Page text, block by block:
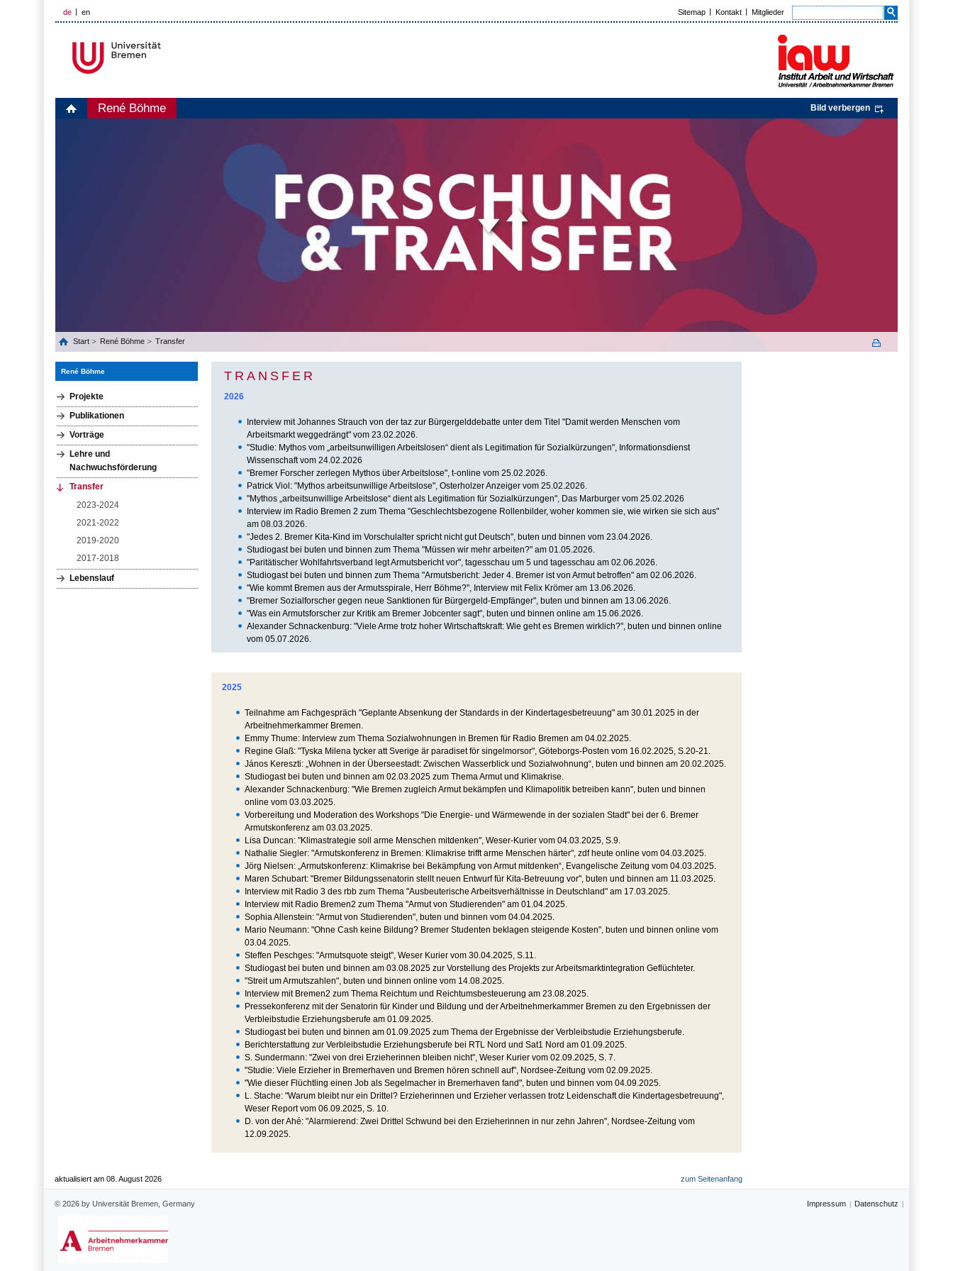
de en Sitemap Kontakt Mitglieder
René Böhme Bild verbergen
Start René Böhme Transfer
René Böhme
Projekte
Publikationen
Vorträge
Lehre und
Nachwuchsförderung
Transfer
2023-2024
2021-2022
2019-2020
2017-2018
Lebenslauf
TRANSFER
2026
Interview mit Johannes Strauch von der taz zur Bürgergelddebatte unter dem Titel "Damit werden Menschen vom
Arbeitsmarkt weggedrängt" vom 23.02.2026.
"Studie: Mythos vom „arbeitsunwilligen Arbeitslosen“ dient als Legitimation für Sozialkürzungen", Informationsdienst
Wissenschaft vom 24.02.2026
"Bremer Forscher zerlegen Mythos über Arbeitslose", t-online vom 25.02.2026.
Patrick Viol: "Mythos arbeitsunwillige Arbeitslose", Osterholzer Anzeiger vom 25.02.2026.
"Mythos „arbeitsunwillige Arbeitslose“ dient als Legitimation für Sozialkürzungen", Das Marburger vom 25.02.2026
Interview im Radio Bremen 2 zum Thema "Geschlechtsbezogene Rollenbilder, woher kommen sie, wie wirken sie sich aus"
am 08.03.2026.
"Jedes 2. Bremer Kita-Kind im Vorschulalter spricht nicht gut Deutsch", buten und binnen vom 23.04.2026.
Studiogast bei buten und binnen zum Thema "Müssen wir mehr arbeiten?" am 01.05.2026.
"Paritätischer Wohlfahrtsverband legt Armutsbericht vor", tagesschau um 5 und tagesschau am 02.06.2026.
Studiogast bei buten und binnen zum Thema "Armutsbericht: Jeder 4. Bremer ist von Armut betroffen" am 02.06.2026.
"Wie kommt Bremen aus der Armutsspirale, Herr Böhme?", Interview mit Felix Krömer am 13.06.2026.
"Bremer Sozialforscher gegen neue Sanktionen für Bürgergeld-Empfänger", buten und binnen am 13.06.2026.
"Was ein Armutsforscher zur Kritik am Bremer Jobcenter sagt", buten und binnen online am 15.06.2026.
Alexander Schnackenburg: "Viele Arme trotz hoher Wirtschaftskraft: Wie geht es Bremen wirklich?", buten und binnen online
vom 05.07.2026.
2025
Teilnahme am Fachgespräch "Geplante Absenkung der Standards in der Kindertagesbetreuung" am 30.01.2025 in der
Arbeitnehmerkammer Bremen.
Emmy Thume: Interview zum Thema Sozialwohnungen in Bremen für Radio Bremen am 04.02.2025.
Regine Glaß: "Tyska Milena tycker att Sverige är paradiset för singelmorsor", Göteborgs-Posten vom 16.02.2025, S.20-21.
János Kereszti: „Wohnen in der Überseestadt: Zwischen Wasserblick und Sozialwohnung“, buten und binnen am 20.02.2025.
Studiogast bei buten und binnen am 02.03.2025 zum Thema Armut und Klimakrise.
Alexander Schnackenburg: "Wie Bremen zugleich Armut bekämpfen und Klimapolitik betreiben kann", buten und binnen
online vom 03.03.2025.
Vorbereitung und Moderation des Workshops "Die Energie- und Wärmewende in der sozialen Stadt" bei der 6. Bremer
Armutskonferenz am 03.03.2025.
Lisa Duncan: "Klimastrategie soll arme Menschen mitdenken", Weser-Kurier vom 04.03.2025, S.9.
Nathalie Siegler: "Armutskonferenz in Bremen: Klimakrise trifft arme Menschen härter", zdf heute online vom 04.03.2025.
Jörg Nielsen: „Armutskonferenz: Klimakrise bei Bekämpfung von Armut mitdenken“, Evangelische Zeitung vom 04.03.2025.
Maren Schubart: "Bremer Bildungssenatorin stellt neuen Entwurf für Kita-Betreuung vor", buten und binnen am 11.03.2025.
Interview mit Radio 3 des rbb zum Thema "Ausbeuterische Arbeitsverhältnisse in Deutschland" am 17.03.2025.
Interview mit Radio Bremen2 zum Thema "Armut von Studierenden" am 01.04.2025.
Sophia Allenstein: "Armut von Studierenden", buten und binnen vom 04.04.2025.
Mario Neumann: "Ohne Cash keine Bildung? Bremer Studenten beklagen steigende Kosten", buten und binnen online vom
03.04.2025.
Steffen Peschges: "Armutsquote steigt", Weser Kurier vom 30.04.2025, S.11.
Studiogast bei buten und binnen am 03.08.2025 zur Vorstellung des Projekts zur Arbeitsmarktintegration Geflüchteter.
"Streit um Armutszahlen", buten und binnen online vom 14.08.2025.
Interview mit Bremen2 zum Thema Reichtum und Reichtumsbesteuerung am 23.08.2025.
Pressekonferenz mit der Senatorin für Kinder und Bildung und der Arbeitnehmerkammer Bremen zu den Ergebnissen der
Verbleibstudie Erziehungsberufe am 01.09.2025.
Studiogast bei buten und binnen am 01.09.2025 zum Thema der Ergebnisse der Verbleibstudie Erziehungsberufe.
Berichterstattung zur Verbleibstudie Erziehungsberufe bei RTL Nord und Sat1 Nord am 01.09.2025.
S. Sundermann: "Zwei von drei Erzieherinnen bleiben nicht", Weser Kurier vom 02.09.2025, S. 7.
"Studie: Viele Erzieher in Bremerhaven und Bremen hören schnell auf", Nordsee-Zeitung vom 02.09.2025.
"Wie dieser Flüchtling einen Job als Segelmacher in Bremerhaven fand", buten und binnen vom 04.09.2025.
L. Stache: "Warum bleibt nur ein Drittel? Erzieherinnen und Erzieher verlassen trotz Leidenschaft die Kindertagesbetreuung",
Weser Report vom 06.09.2025, S. 10.
D. von der Ahé: "Alarmierend: Zwei Drittel Schwund bei den Erzieherinnen in nur zehn Jahren", Nordsee-Zeitung vom
12.09.2025.
aktualisiert am 08. August 2026 zum Seitenanfang
© 2026 by Universität Bremen, Germany Impressum Datenschutz